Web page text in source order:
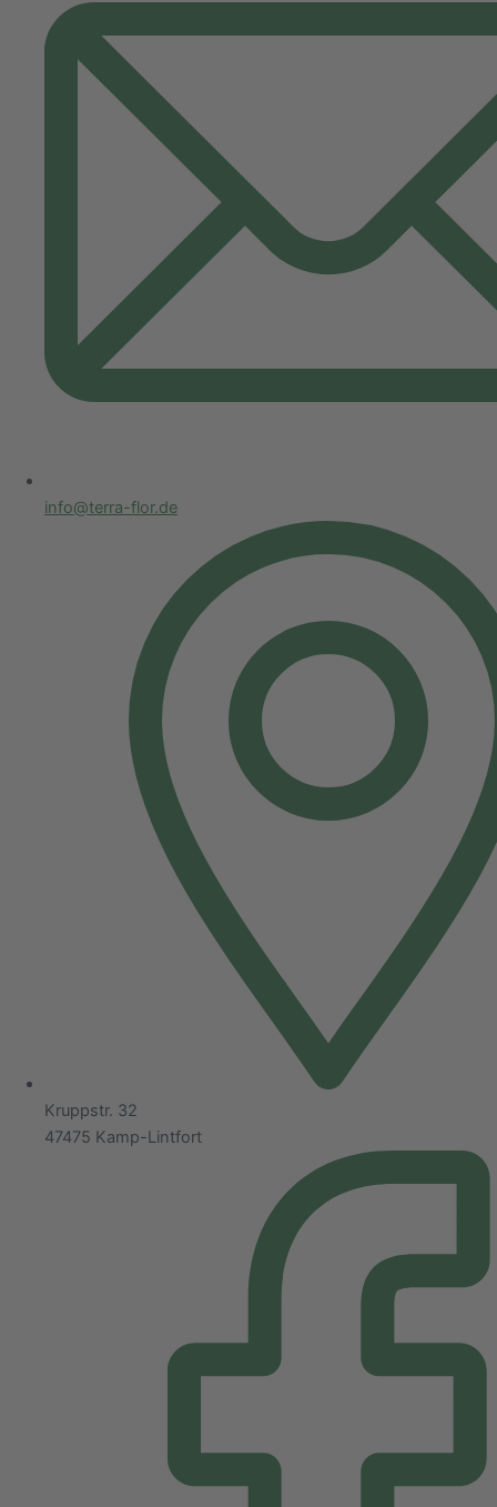
info@terra-flor.de
Kruppstr. 32
47475 Kamp-Lintfort